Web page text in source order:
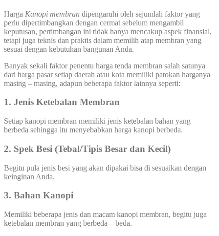
Harga Kanopi membran dipengaruhi oleh sejumlah faktor yang
perlu dipertimbangkan dengan cermat sebelum mengambil
keputusan, pertimbangan ini tidak hanya mencakup aspek finansial,
tetapi juga teknis dan praktis dalam memilih atap membran yang
sesuai dengan kebutuhan bangunan Anda.
Banyak sekali faktor penentu harga tenda membran salah satunya
dari harga pasar setiap daerah atau kota memiliki patokan harganya
masing – masing, adapun beberapa faktor lainnya seperti:
1. Jenis Ketebalan Membran
Setiap kanopi membran memiliki jenis ketebalan bahan yang
berbeda sehingga itu menyebabkan harga kanopi berbeda.
2. Spek Besi (Tebal/Tipis Besar dan Kecil)
Begitu pula jenis besi yang akan dipakai bisa di sesuaikan dengan
keinginan Anda.
3. Bahan Kanopi
Memiliki beberapa jenis dan macam kanopi membran, begitu juga
ketebalan membran yang berbeda – beda.